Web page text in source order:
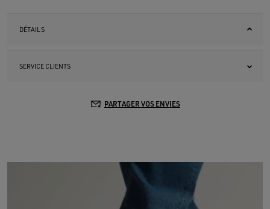
DÉTAILS
SERVICE CLIENTS
PARTAGER VOS ENVIES